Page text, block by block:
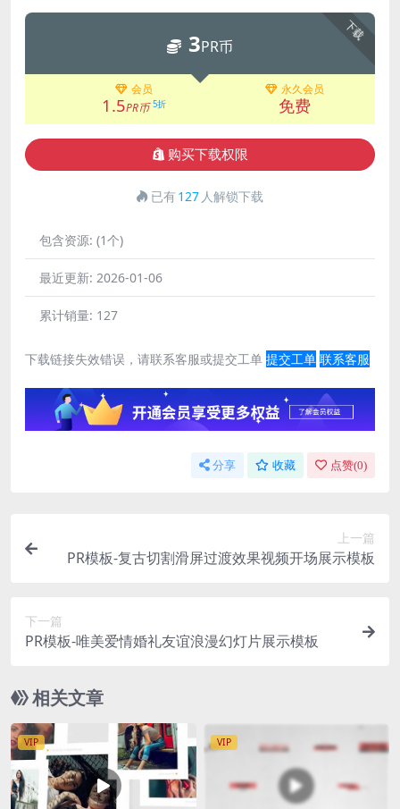
下载
3PR币
会员
1.5PR币 5折
永久会员
免费
购买下载权限
已有127 人解锁下载
包含资源: (1个)
最近更新: 2026-01-06
累计销量: 127
下载链接失效错误，请联系客服或提交工单 提交工单 联系客服
分享 收藏 点赞(0)
上一篇
PR模板-复古切割滑屏过渡效果视频开场展示模板
下一篇
PR模板-唯美爱情婚礼友谊浪漫幻灯片展示模板
相关文章
VIP VIP